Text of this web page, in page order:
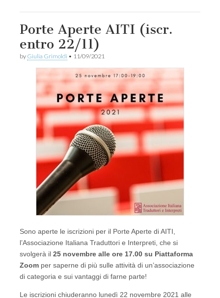
Porte Aperte AITI (iscr.
entro 22/11)
by Giulia Grimoldi • 11/09/2021
Sono aperte le iscrizioni per il Porte Aperte di AITI,
l’Associazione Italiana Traduttori e Interpreti, che si
svolgerà il 25 novembre alle ore 17.00 su Piattaforma
Zoom per saperne di più sulle attività di un’associazione
di categoria e sui vantaggi di farne parte!
Le iscrizioni chiuderanno lunedì 22 novembre 2021 alle